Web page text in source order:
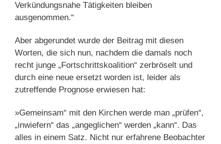
Verkündungsnahe Tätigkeiten bleiben
ausgenommen.“
Aber abgerundet wurde der Beitrag mit diesen
Worten, die sich nun, nachdem die damals noch
recht junge „Fortschrittskoalition“ zerbröselt und
durch eine neue ersetzt worden ist, leider als
zutreffende Prognose erwiesen hat:
»Gemeinsam“ mit den Kirchen werde man „prüfen“,
„inwiefern“ das „angeglichen“ werden „kann“. Das
alles in einem Satz. Nicht nur erfahrene Beobachter